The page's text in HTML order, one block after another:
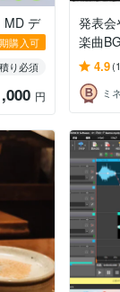
MD デ
購入可
り必須
円
発表会
楽曲
4.9
ミ